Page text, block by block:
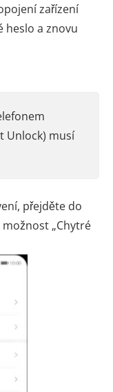
zařízení
heslo a znovu
Unlock) musí
přejděte do
„Chytré